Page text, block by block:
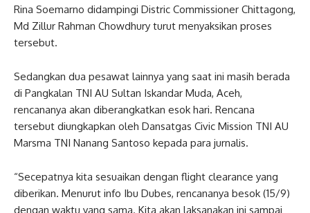
Rina Soemarno didampingi Distric Commissioner Chittagong,
Md Zillur Rahman Chowdhury turut menyaksikan proses
tersebut.
Sedangkan dua pesawat lainnya yang saat ini masih berada
di Pangkalan TNI AU Sultan Iskandar Muda, Aceh,
rencananya akan diberangkatkan esok hari. Rencana
tersebut diungkapkan oleh Dansatgas Civic Mission TNI AU
Marsma TNI Nanang Santoso kepada para jurnalis.
“Secepatnya kita sesuaikan dengan flight clearance yang
diberikan. Menurut info Ibu Dubes, rencananya besok (15/9)
dengan waktu yang sama. Kita akan laksanakan ini sampai